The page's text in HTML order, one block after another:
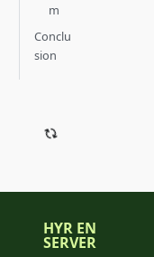
m
Conclu
sion
HYR EN
SERVER